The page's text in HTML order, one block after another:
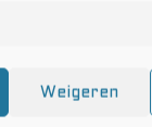
Weigeren